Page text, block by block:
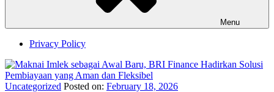
Menu
Privacy Policy
Uncategorized Posted on: February 18, 2026